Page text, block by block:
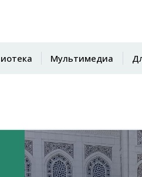
Мультимедиа